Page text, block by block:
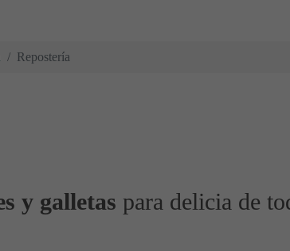
Repostería
y galletas para delicia de